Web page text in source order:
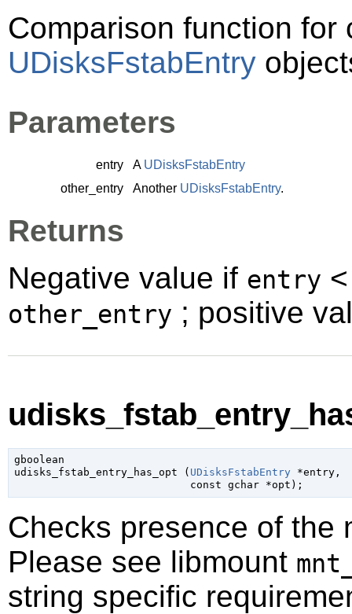
Comparison function for
UDisksFstabEntry
Parameters
entry A UDisksFstabEntry
other_entry
Another UDisksFstabEntry.
Returns
Negative value if entry
other_entry ; positive
gboolean
udisks_fstab_entry_has_opt ( UDisksFstabEntry *entry,
const gchar *opt );
Checks presence of
Please see libmount
string specific